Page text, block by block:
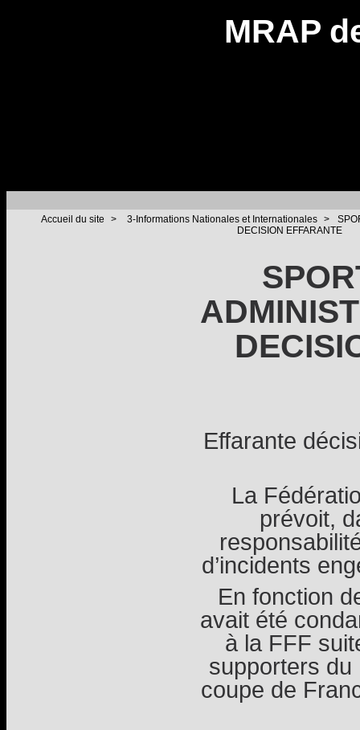
MRAP
Accueil du site > 3-Informations Nationales et Internationales >
DECISION EFFARANTE
Effarante
La
prévoit,
d’incidents
En fonction
avait été
à la FFF
supporters du
coupe de